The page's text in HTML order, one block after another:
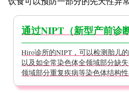
Hiro诊所的NIPT，可以检测胎儿
以及如全常染色体全领域部分缺
领域部分重复疾病等染色体结构性